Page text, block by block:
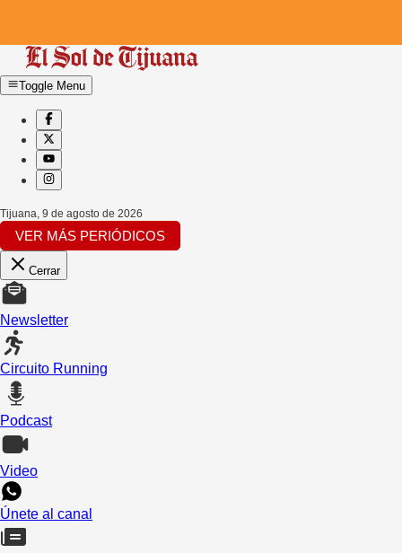
Toggle Menu
Tijuana 9 de agosto de 2026
VER MÁS PERIÓDICOS
Cerrar
Newsletter
Circuito Running
Podcast
Video
Únete al canal